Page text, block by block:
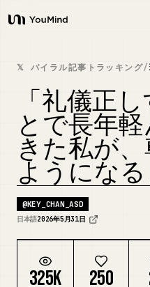
YouMind
概要
ユースケース
スキル
プロンプト
料金
𝕏 バイラル記事トラッキング/
「礼儀正
とで長年
きた私が
ようにな
@KEY_CHAN_ASD
日本語2026年5月31日
325K 250